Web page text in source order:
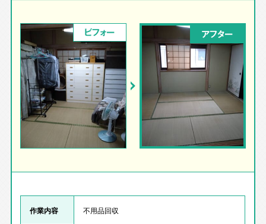
ビフォー アフター
作業内容 不用品回収